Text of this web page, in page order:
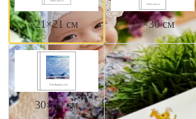
21×21 см 21×30 см
30×30 см